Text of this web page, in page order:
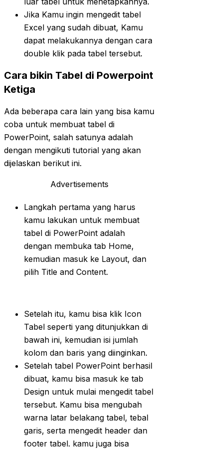
Jika Kamu ingin mengedit tabel
Excel yang sudah dibuat, Kamu
dapat melakukannya dengan cara
double klik pada tabel tersebut.
Cara bikin Tabel di Powerpoint
Ketiga
Ada beberapa cara lain yang bisa kamu
coba untuk membuat tabel di
PowerPoint, salah satunya adalah
dengan mengikuti tutorial yang akan
dijelaskan berikut ini.
Advertisements
Langkah pertama yang harus
kamu lakukan untuk membuat
tabel di PowerPoint adalah
dengan membuka tab Home,
kemudian masuk ke Layout, dan
pilih Title and Content.
Setelah itu, kamu bisa klik Icon
Tabel seperti yang ditunjukkan di
bawah ini, kemudian isi jumlah
kolom dan baris yang diinginkan.
Setelah tabel PowerPoint berhasil
dibuat, kamu bisa masuk ke tab
Design untuk mulai mengedit tabel
tersebut. Kamu bisa mengubah
warna latar belakang tabel, tebal
garis, serta mengedit header dan
footer tabel. kamu juga bisa